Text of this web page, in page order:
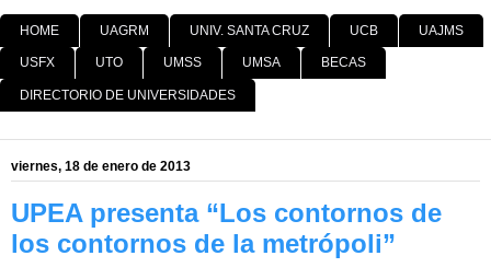
HOME UAGRM UNIV. SANTA CRUZ UCB UAJMS
USFX UTO UMSS UMSA BECAS
DIRECTORIO DE UNIVERSIDADES
viernes, 18 de enero de 2013
UPEA presenta “Los contornos de
los contornos de la metrópoli”